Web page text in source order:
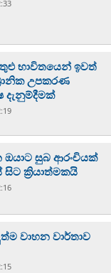
භාවිතයෙන් ඉවත්
උපකරණ
සුබ ආරංචියක්
සිට ක්‍රියාත්මකයි
වාහන වාර්තාව